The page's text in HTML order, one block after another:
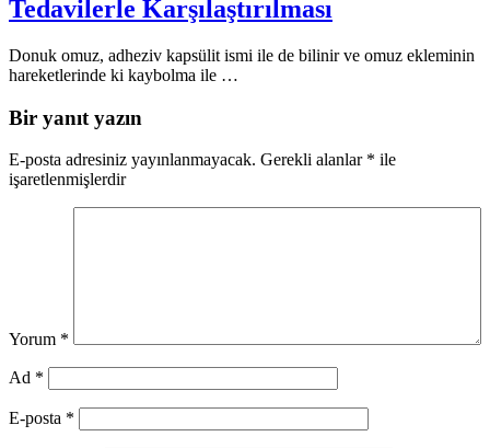
Tedavilerle Karşılaştırılması
Donuk omuz, adheziv kapsülit ismi ile de bilinir ve omuz ekleminin
hareketlerinde ki kaybolma ile …
Bir yanıt yazın
E-posta adresiniz yayınlanmayacak. Gerekli alanlar * ile
işaretlenmişlerdir
Yorum *
Ad *
E-posta *